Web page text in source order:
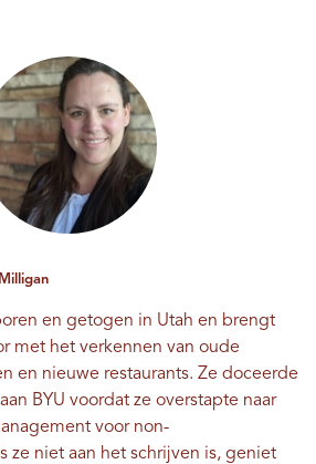
en getogen in Utah en brengt
met het verkennen van oude
en nieuwe restaurants. Ze doceerde
BYU voordat ze overstapte naar
voor non-
ze niet aan het schrijven is, geniet